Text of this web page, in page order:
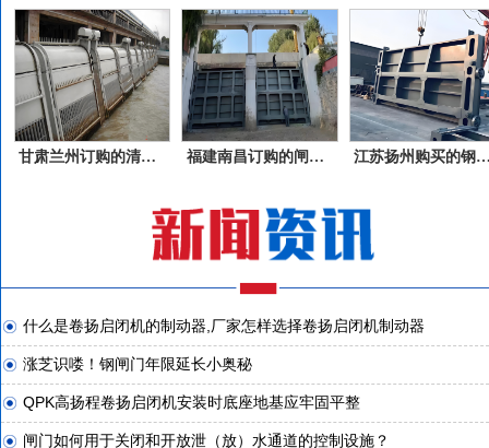
甘肃兰州订购的清污机产品福建南昌订购的闸门产品江苏扬州购买的钢
什么是卷扬启闭机的制动器,厂家怎样选择卷扬启闭机制动器
涨芝识喽！钢闸门年限延长小奥秘
QPK高扬程卷扬启闭机安装时底座地基应牢固平整
闸门如何用于关闭和开放泄（放）水通道的控制设施？